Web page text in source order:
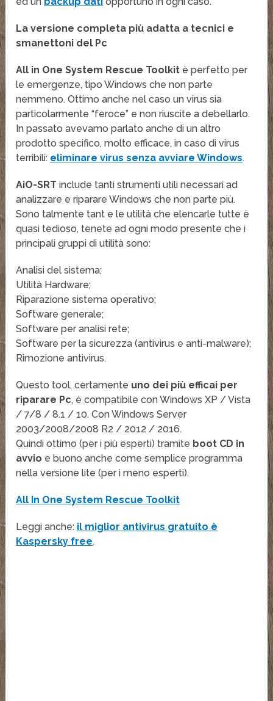
La versione completa più adatta a tecnici e
smanettoni del Pc
All in One System Rescue Toolkit è perfetto per
le emergenze, tipo Windows che non parte
nemmeno. Ottimo anche nel caso un virus sia
particolarmente “feroce” e non riuscite a debellarlo.
In passato avevamo parlato anche di un altro
prodotto specifico, molto efficace, in caso di virus
terribili: eliminare virus senza avviare Windows.
AiO-SRT include tanti strumenti utili necessari ad
analizzare e riparare Windows che non parte più.
Sono talmente tant e le utilità che elencarle tutte è
quasi tedioso, tenete ad ogni modo presente che i
principali gruppi di utilità sono:
Analisi del sistema;
Utilità Hardware;
Riparazione sistema operativo;
Software generale;
Software per analisi rete;
Software per la sicurezza (antivirus e anti-malware);
Rimozione antivirus.
Questo tool, certamente uno dei più efficai per
riparare Pc, è compatibile con Windows XP / Vista
/ 7/8 / 8.1 / 10. Con Windows Server
2003/2008/2008 R2 / 2012 / 2016.
Quindi ottimo (per i più esperti) tramite boot CD in
avvio e buono anche come semplice programma
nella versione lite (per i meno esperti).
All In One System Rescue Toolkit
Leggi anche: il miglior antivirus gratuito è
Kaspersky free.